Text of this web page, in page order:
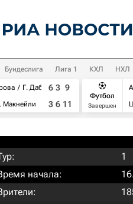
Бундеслига Лига 1 КХЛ НХЛ
Г. Дабровски
Макнейли
6 3 9
3 6 11
Футбол
Завершен
1
начала: